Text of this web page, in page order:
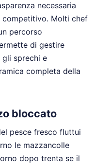
necessaria
competitivo. Molti chef
percorso
di gestire
sprechi e
completa della
bloccato
pesce fresco fluttui
le mazzancolle
dopo trenta se il